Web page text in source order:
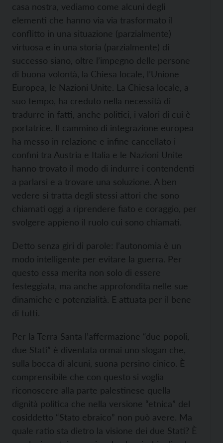
casa nostra, vediamo come alcuni degli
elementi che hanno via via trasformato il
conflitto in una situazione (parzialmente)
virtuosa e in una storia (parzialmente) di
successo siano, oltre l’impegno delle persone
di buona volontà, la Chiesa locale, l’Unione
Europea, le Nazioni Unite. La Chiesa locale, a
suo tempo, ha creduto nella necessità di
tradurre in fatti, anche politici, i valori di cui è
portatrice. Il cammino di integrazione europea
ha messo in relazione e infine cancellato i
confini tra Austria e Italia e le Nazioni Unite
hanno trovato il modo di indurre i contendenti
a parlarsi e a trovare una soluzione. A ben
vedere si tratta degli stessi attori che sono
chiamati oggi a riprendere fiato e coraggio, per
svolgere appieno il ruolo cui sono chiamati.
Detto senza giri di parole: l’autonomia è un
modo intelligente per evitare la guerra. Per
questo essa merita non solo di essere
festeggiata, ma anche approfondita nelle sue
dinamiche e potenzialità. E attuata per il bene
di tutti.
Per la Terra Santa l’affermazione “due popoli,
due Stati” è diventata ormai uno slogan che,
sulla bocca di alcuni, suona persino cinico. È
comprensibile che con questo si voglia
riconoscere alla parte palestinese quella
dignità politica che nella versione “etnica” del
cosiddetto “Stato ebraico” non può avere. Ma
quale ratio sta dietro la visione dei due Stati? È